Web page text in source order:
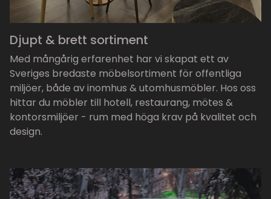
Djupt & brett sortiment
Med mångårig erfarenhet har vi skapat ett av
Sveriges bredaste möbelsortiment för offentliga
miljöer, både av inomhus & utomhusmöbler. Hos oss
hittar du möbler till hotell, restaurang, mötes &
kontorsmiljöer - rum med höga krav på kvalitet och
design.